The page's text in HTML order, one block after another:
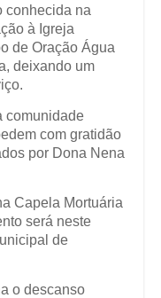
conhecida na
à Igreja
de Oração Água
deixando um
comunidade
com gratidão
por Dona Nena
Capela Mortuária
será neste
de
o descanso